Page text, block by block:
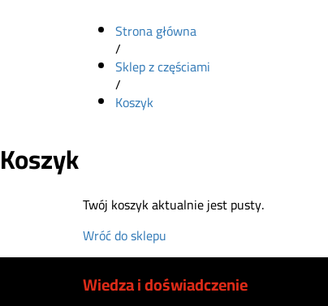
Strona główna
/
Sklep z częściami
/
Koszyk
Koszyk
Twój koszyk aktualnie jest pusty.
Wróć do sklepu
Wiedza i doświadczenie